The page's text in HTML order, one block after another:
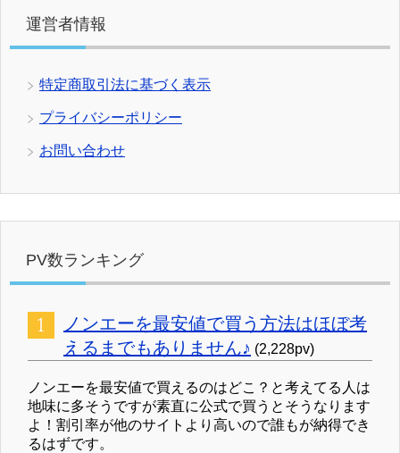
運営者情報
特定商取引法に基づく表示
プライバシーポリシー
お問い合わせ
PV数ランキング
ノンエーを最安値で買う方法はほぼ考
えるまでもありません♪ (2,228pv)
ノンエーを最安値で買えるのはどこ？と考えてる人は
地味に多そうですが素直に公式で買うとそうなります
よ！割引率が他のサイトより高いので誰もが納得でき
るはずです。